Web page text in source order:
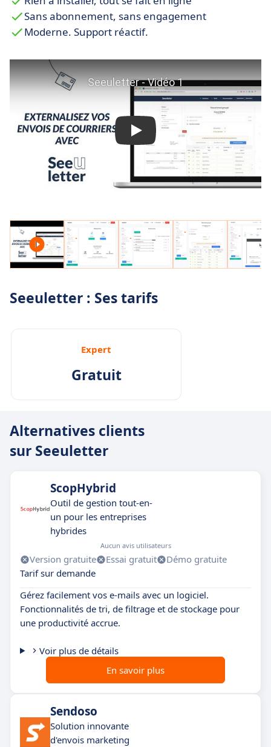
Sans abonnement, sans engagement
Moderne. Support réactif.
Seeuletter : Ses tarifs
Expert
Gratuit
Alternatives clients
sur Seeuletter
ScopHybrid
Outil de gestion tout-en-
un pour les entreprises
hybrides
Aucun avis utilisateurs
Version gratuite Essai gratuit
Démo gratuite
Tarif sur demande
Gérez facilement vos e-mails avec un logiciel.
Fonctionnalités de tri, de filtrage et de stockage pour
une productivité accrue.
Voir plus de détails
En savoir plus
Sendoso
Solution innovante
d'envois marketing